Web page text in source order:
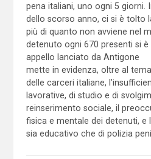
pena italiani, uno ogni 5 giorni.
dello scorso anno, ci si è tolto
più di quanto non avviene nel
detenuto ogni 670 presenti si è
appello lanciato da Antigone
mette in evidenza, oltre al
delle carceri italiane,
lavorative, di studio e di
reinserimento sociale, il
fisica e mentale dei detenuti, e
sia educativo che di polizia